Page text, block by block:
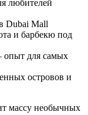
любителей
Dubai Mall
и барбекю под
для самых
островов и
массу необычных